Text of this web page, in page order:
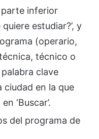
parte inferior
estudiar?’, y
(operario,
técnico o
clave
ciudad en la que
‘Buscar’.
del programa de